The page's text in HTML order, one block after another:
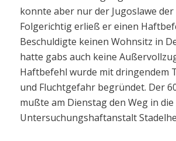
konnte aber nur der Jugoslawe
Folgerichtig erließ er einen
Beschuldigte keinen Wohnsitz in
hatte gabs auch keine
Haftbefehl wurde mit dringendem
und Fluchtgefahr begründet. Der
mußte am Dienstag den Weg in die
Untersuchungshaftanstalt